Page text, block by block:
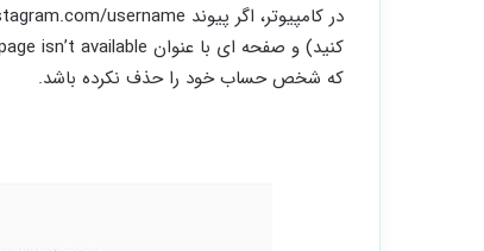
که شخص حساب خود را حذف نکرده باشد.